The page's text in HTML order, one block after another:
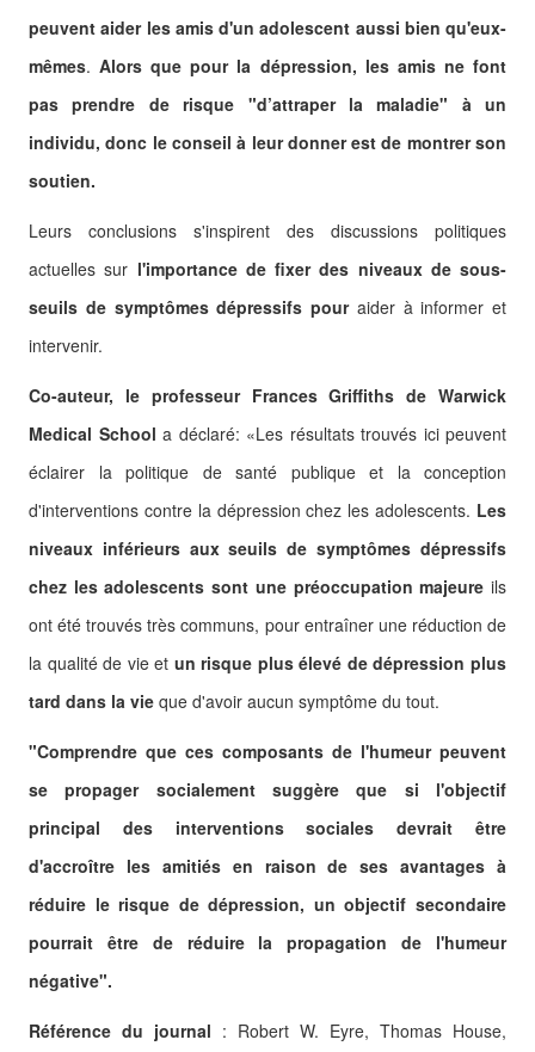
peuvent aider les amis d'un adolescent aussi bien qu'eux-
mêmes.Alors que pour la dépression, les amis ne font
pas prendre de risque "d’attraper la maladie" à un
individu, donc le conseil à leur donner est de montrer son
soutien.
Leurs conclusions s'inspirent des discussions politiques
actuelles sur l'importance de fixer des niveaux de sous-
seuils de symptômes dépressifs pour aider à informer et
intervenir.
Co-auteur, le professeur Frances Griffiths de Warwick
Medical School a déclaré: «Les résultats trouvés ici peuvent
éclairer la politique de santé publique et la conception
d'interventions contre la dépression chez les adolescents. Les
niveaux inférieurs aux seuils de symptômes dépressifs
chez les adolescents sont une préoccupation majeure ils
ont été trouvés très communs, pour entraîner une réduction de
la qualité de vie et un risque plus élevé de dépression plus
tard dans la vie que d'avoir aucun symptôme du tout.
"Comprendre que ces composants de l'humeur peuvent
se propager socialement suggère que si l'objectif
principal des interventions sociales devrait être
d'accroître les amitiés en raison de ses avantages à
réduire le risque de dépression, un objectif secondaire
pourrait être de réduire la propagation de l'humeur
négative".
Référence du journal : Robert W. Eyre, Thomas House,